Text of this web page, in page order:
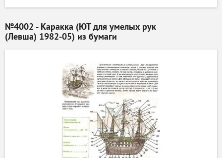
№4002 - Каракка (ЮТ для умелых рук
(Левша) 1982-05) из бумаги